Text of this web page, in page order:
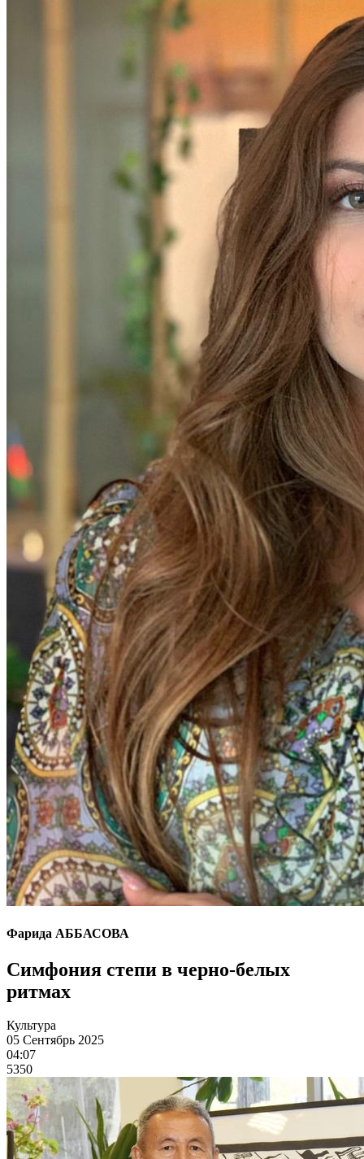
Фарида АББАСОВА
Симфония степи в черно-белых
ритмах
Культура
05 Сентябрь 2025
04:07
5350